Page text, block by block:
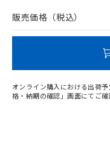
問い合わせください。
販売価格（税込）
オンライン購入における出荷
格・納期の確認」画面にてご確